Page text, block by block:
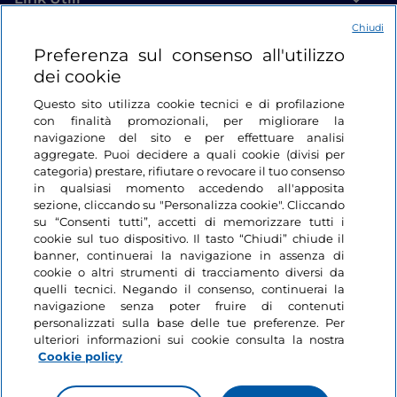
bollenti di terracotta. Se vi state godendo invece il
mare e la natura delle Eolie, rifocillatevi con un bel
piatto dicaserecce ai capperi: pasta con pomodori,
capperi e soprattutto…i cucunci , ilfrutto del
cappero(quello che noi chiamiamo “cappero” altro
non è se non il bocciolo del fiore).
Login
Restiamo in contatto
Preferenza sul consenso all'utilizzo
dei cookie
Questo sito utilizza cookie tecnici e di profilazione
con finalità promozionali, per migliorare la
navigazione del sito e per effettuare analisi
aggregate. Puoi decidere a quali cookie (divisi per
categoria) prestare, rifiutare o revocare il tuo consenso
in qualsiasi momento accedendo all'apposita
sezione, cliccando su "Personalizza cookie". Cliccando
su “Consenti tutti”, accetti di memorizzare tutti i
cookie sul tuo dispositivo. Il tasto “Chiudi” chiude il
banner, continuerai la navigazione in assenza di
cookie o altri strumenti di tracciamento diversi da
quelli tecnici. Negando il consenso, continuerai la
navigazione senza poter fruire di contenuti
personalizzati sulla base delle tue preferenze. Per
ulteriori informazioni sui cookie consulta la nostra
Cookie policy
Chiudi